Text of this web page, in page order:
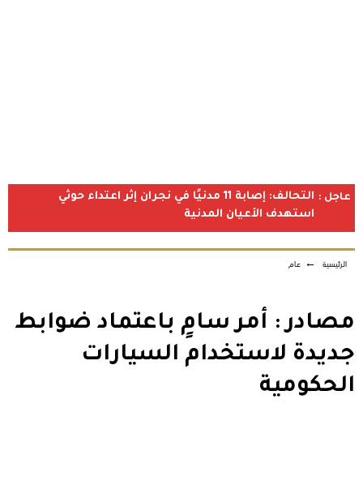
عاجل :
التحالف: إصابة 11 مدنيًا في نجران إثر اعتداء حوثي
استهدف الأعيان المدنية
الرئيسية ← عام
مصادر : أمر سامٍ باعتماد ضوابط
جديدة لاستخدام السيارات
الحكومية